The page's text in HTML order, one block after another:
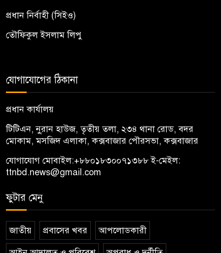
প্রধান নির্বাহী (সিইও)
তৌফিকুল ইসলাম লিপু
যোগাযোগের ঠিকানা
প্রধান কার্যালয়
টিটিএন, নু্রান হাউজ, তৃতীয় তলা, ২৩৪ থানা রোড, বদর
মোকাম, মসজিদ এলাকা, কক্সবাজার পৌরসভা, কক্সবাজার
যোগাযোগ মোবাইল:+৮৮০১৮৩০০৭১৩৮৮ই-মেইল:
ttnbd.news@gmail.com
ফুটার মেনু
জাতীয় প্রবাসের খবর আপলোডকারী